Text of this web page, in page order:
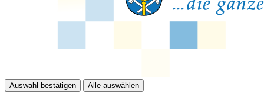
Auswahl bestätigen Alle auswählen